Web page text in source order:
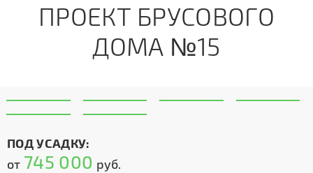
ПРОЕКТ БРУСОВОГО
ДОМА №15
ПОД УСАДКУ:
от 745 000 руб.